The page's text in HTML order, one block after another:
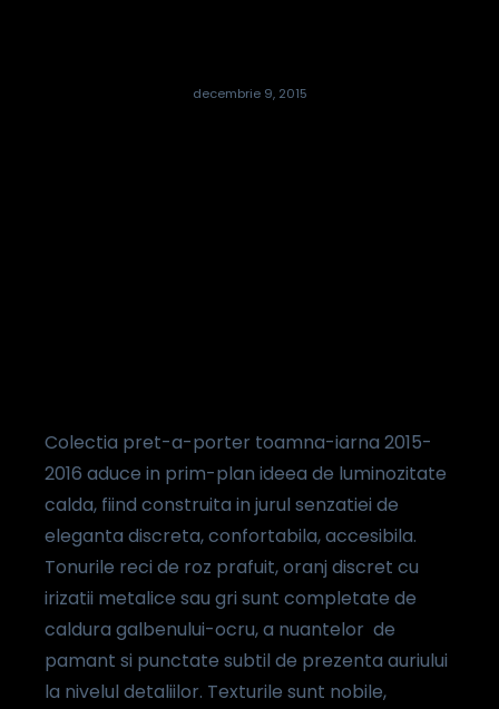
decembrie 9, 2015
Colectia pret-a-porter toamna-iarna 2015-
2016 aduce in prim-plan ideea de luminozitate
calda, fiind construita in jurul senzatiei de
eleganta discreta, confortabila, accesibila.
Tonurile reci de roz prafuit, oranj discret cu
irizatii metalice sau gri sunt completate de
caldura galbenului-ocru, a nuantelor de
pamant si punctate subtil de prezenta auriului
la nivelul detaliilor. Texturile sunt nobile,